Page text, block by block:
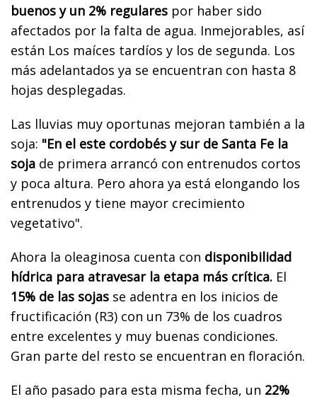
buenos y un 2% regulares por haber sido
afectados por la falta de agua. Inmejorables, así
están Los maíces tardíos y los de segunda. Los
más adelantados ya se encuentran con hasta 8
hojas desplegadas.
Las lluvias muy oportunas mejoran también a la
soja: "En el este cordobés y sur de Santa Fe la
soja de primera arrancó con entrenudos cortos
y poca altura. Pero ahora ya está elongando los
entrenudos y tiene mayor crecimiento
vegetativo".
Ahora la oleaginosa cuenta con disponibilidad
hídrica para atravesar la etapa más crítica. El
15% de las sojas se adentra en los inicios de
fructificación (R3) con un 73% de los cuadros
entre excelentes y muy buenas condiciones.
Gran parte del resto se encuentran en floración.
El año pasado para esta misma fecha, un 22%